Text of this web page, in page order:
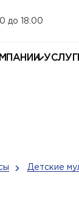
до 18:00
Детские